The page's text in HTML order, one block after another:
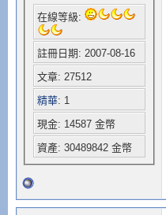
在線等級:
註冊日期: 2007-08-16
文章: 27512
精華: 1
現金: 14587 金幣
資產: 30489842 金幣